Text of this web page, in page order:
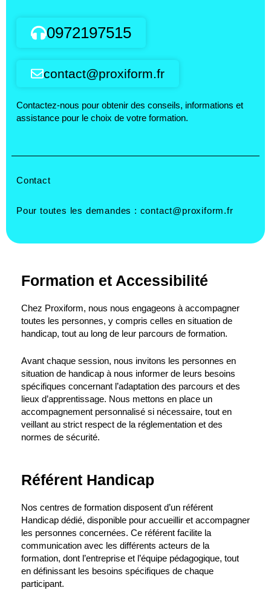
0972197515
contact@proxiform.fr
Contactez-nous pour obtenir des conseils, informations et
assistance pour le choix de votre formation.
Contact
Pour toutes les demandes : contact@proxiform.fr
Formation et Accessibilité
Chez Proxiform, nous nous engageons à accompagner
toutes les personnes, y compris celles en situation de
handicap, tout au long de leur parcours de formation.
Avant chaque session, nous invitons les personnes en
situation de handicap à nous informer de leurs besoins
spécifiques concernant l’adaptation des parcours et des
lieux d’apprentissage. Nous mettons en place un
accompagnement personnalisé si nécessaire, tout en
veillant au strict respect de la réglementation et des
normes de sécurité.
Référent Handicap
Nos centres de formation disposent d’un référent
Handicap dédié, disponible pour accueillir et accompagner
les personnes concernées. Ce référent facilite la
communication avec les différents acteurs de la
formation, dont l’entreprise et l’équipe pédagogique, tout
en définissant les besoins spécifiques de chaque
participant.